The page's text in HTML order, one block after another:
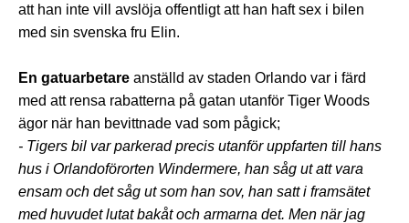
att han inte vill avslöja offentligt att han haft sex i bilen
med sin svenska fru Elin.
En gatuarbetare anställd av staden Orlando var i färd
med att rensa rabatterna på gatan utanför Tiger Woods
ägor när han bevittnade vad som pågick;
- Tigers bil var parkerad precis utanför uppfarten till hans
hus i Orlandoförorten Windermere, han såg ut att vara
ensam och det såg ut som han sov, han satt i framsätet
med huvudet lutat bakåt och armarna det. Men när jag